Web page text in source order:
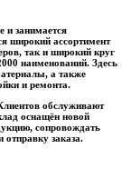
и занимается
широкий ассортимент
так и широкий круг
наименований. Здесь
а также
и ремонта.
обслуживают
оснащён новой
сопровождать
заказа.